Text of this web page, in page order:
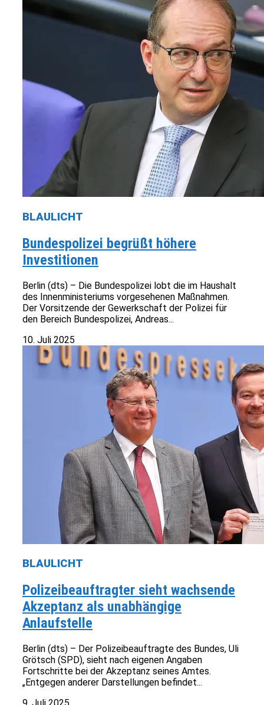
BLAULICHT
Bundespolizei begrüßt höhere
Investitionen
Berlin (dts) – Die Bundespolizei lobt die im Haushalt
des Innenministeriums vorgesehenen Maßnahmen.
Der Vorsitzende der Gewerkschaft der Polizei für
den Bereich Bundespolizei, Andreas...
10. Juli 2025
BLAULICHT
Polizeibeauftragter sieht wachsende
Akzeptanz als unabhängige
Anlaufstelle
Berlin (dts) – Der Polizeibeauftragte des Bundes, Uli
Grötsch (SPD), sieht nach eigenen Angaben
Fortschritte bei der Akzeptanz seines Amtes.
„Entgegen anderer Darstellungen befindet...